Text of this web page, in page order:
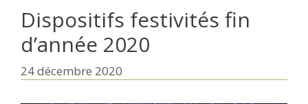
Dispositifs festivités fin
d’année 2020
24 décembre 2020